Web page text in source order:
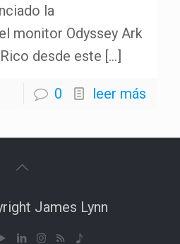
la
monitor Odyssey Ark
desde este […]
0 leer más
James Lynn